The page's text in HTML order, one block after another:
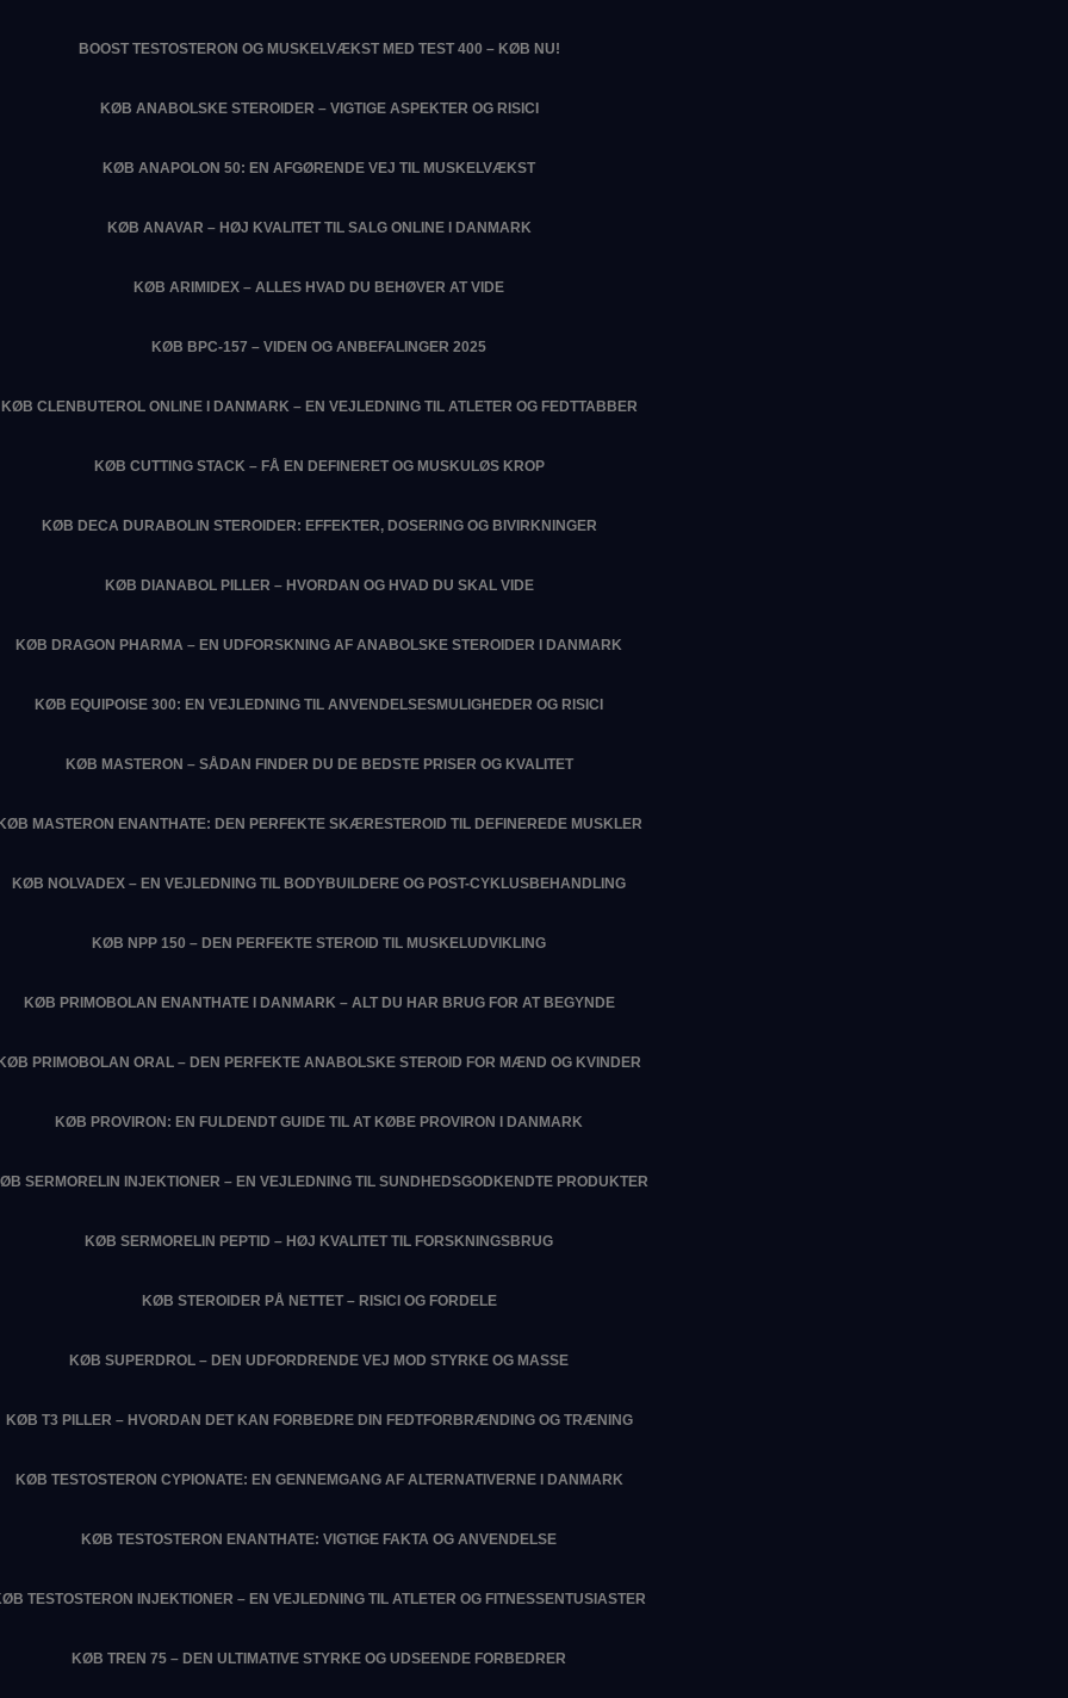
BOOST TESTOSTERON OG MUSKELVÆKST MED TEST 400 – KØB NU!
KØB ANABOLSKE STEROIDER – VIGTIGE ASPEKTER OG RISICI
KØB ANAPOLON 50: EN AFGØRENDE VEJ TIL MUSKELVÆKST
KØB ANAVAR – HØJ KVALITET TIL SALG ONLINE I DANMARK
KØB ARIMIDEX – ALLES HVAD DU BEHØVER AT VIDE
KØB BPC-157 – VIDEN OG ANBEFALINGER 2025
KØB CLENBUTEROL ONLINE I DANMARK – EN VEJLEDNING TIL ATLETER OG FEDTTABBER
KØB CUTTING STACK – FÅ EN DEFINERET OG MUSKULØS KROP
KØB DECA DURABOLIN STEROIDER: EFFEKTER, DOSERING OG BIVIRKNINGER
KØB DIANABOL PILLER – HVORDAN OG HVAD DU SKAL VIDE
KØB DRAGON PHARMA – EN UDFORSKNING AF ANABOLSKE STEROIDER I DANMARK
KØB EQUIPOISE 300: EN VEJLEDNING TIL ANVENDELSESMULIGHEDER OG RISICI
KØB MASTERON – SÅDAN FINDER DU DE BEDSTE PRISER OG KVALITET
MASTERON ENANTHATE: DEN PERFEKTE SKÆRESTEROID TIL DEFINEREDE MUSKLER
KØB NOLVADEX – EN VEJLEDNING TIL BODYBUILDERE OG POST-CYKLUSBEHANDLING
KØB NPP 150 – DEN PERFEKTE STEROID TIL MUSKELUDVIKLING
KØB PRIMOBOLAN ENANTHATE I DANMARK – ALT DU HAR BRUG FOR AT BEGYNDE
PRIMOBOLAN ORAL – DEN PERFEKTE ANABOLSKE STEROID FOR MÆND OG KVINDER
KØB PROVIRON: EN FULDENDT GUIDE TIL AT KØBE PROVIRON I DANMARK
SERMORELIN INJEKTIONER – EN VEJLEDNING TIL SUNDHEDSGODKENDTE PRODUKTER
KØB SERMORELIN PEPTID – HØJ KVALITET TIL FORSKNINGSBRUG
KØB STEROIDER PÅ NETTET – RISICI OG FORDELE
KØB SUPERDROL – DEN UDFORDRENDE VEJ MOD STYRKE OG MASSE
KØB T3 PILLER – HVORDAN DET KAN FORBEDRE DIN FEDTFORBRÆNDING OG TRÆNING
KØB TESTOSTERON CYPIONATE: EN GENNEMGANG AF ALTERNATIVERNE I DANMARK
KØB TESTOSTERON ENANTHATE: VIGTIGE FAKTA OG ANVENDELSE
TESTOSTERON INJEKTIONER – EN VEJLEDNING TIL ATLETER OG FITNESSENTUSIASTER
KØB TREN 75 – DEN ULTIMATIVE STYRKE OG UDSEENDE FORBEDRER